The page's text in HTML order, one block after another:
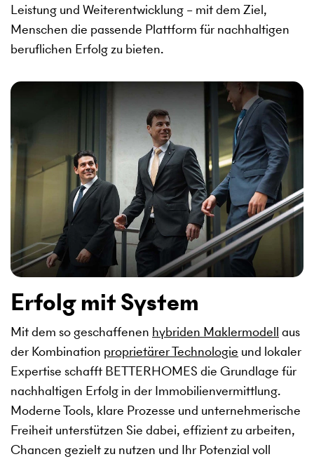
Leistung und Weiterentwicklung – mit dem Ziel,
Menschen die passende Plattform für nachhaltigen
beruflichen Erfolg zu bieten.
Erfolg mit System
Mit dem so geschaffenen hybriden Maklermodell aus
der Kombination proprietärer Technologie und lokaler
Expertise schafft BETTERHOMES die Grundlage für
nachhaltigen Erfolg in der Immobilienvermittlung.
Moderne Tools, klare Prozesse und unternehmerische
Freiheit unterstützen Sie dabei, effizient zu arbeiten,
Chancen gezielt zu nutzen und Ihr Potenzial voll